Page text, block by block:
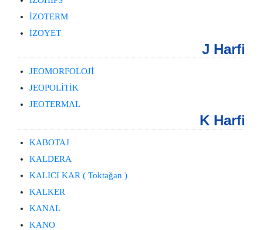
İZOTERM
İZOYET
J Harfi
JEOMORFOLOJİ
JEOPOLİTİK
JEOTERMAL
K Harfi
KABOTAJ
KALDERA
KALICI KAR ( Toktağan )
KALKER
KANAL
KANO